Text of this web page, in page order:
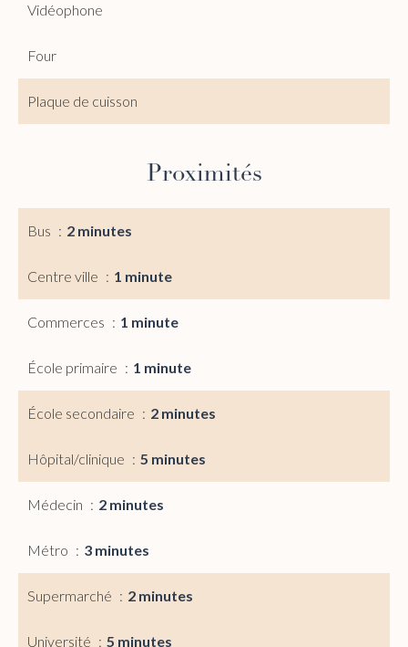
Vidéophone
Four
Plaque de cuisson
Proximités
Bus 2 minutes
Centre ville 1 minute
Commerces 1 minute
École primaire 1 minute
École secondaire 2 minutes
Hôpital/clinique 5 minutes
Médecin 2 minutes
Métro 3 minutes
Supermarché 2 minutes
Université 5 minutes